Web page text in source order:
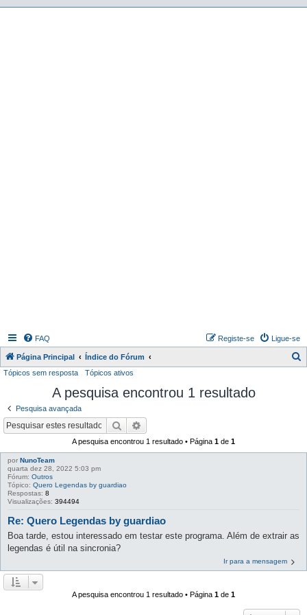
FAQ Ligue-se
Registe-se
Página Principal Índice do Fórum
s
Tópicos sem resposta Tópicos ativos
A pesquisa encontrou 1 resultado
Pesquisa avançada
Pesquisar
A pesquisa encontrou 1 resultado • Página 1 de 1
por NunoTeam
quarta dez 28, 2022 5:03 pm
Fórum: Outros
Tópico: Quero Legendas by guardiao
Respostas: 8
Visualizações: 394494
Re: Quero Legendas by guardiao
Boa tarde, estou interessado em testar este programa. Além de extrair as
legendas é útil na sincronia?
Ir para a mensagem
A pesquisa encontrou 1 resultado • Página 1 de 1